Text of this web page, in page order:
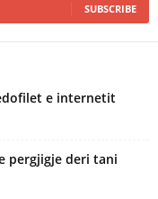
SUBSCRIBE
e internetit
pergjigje deri tani